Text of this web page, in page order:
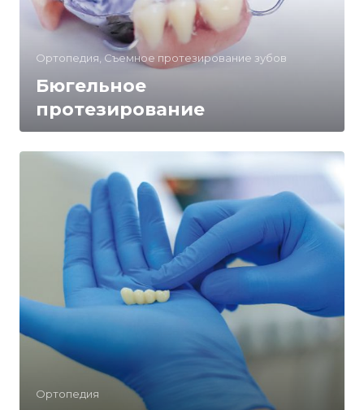
Ортопедия, Съемное протезирование зубов
Бюгельное
протезирование
Ортопедия